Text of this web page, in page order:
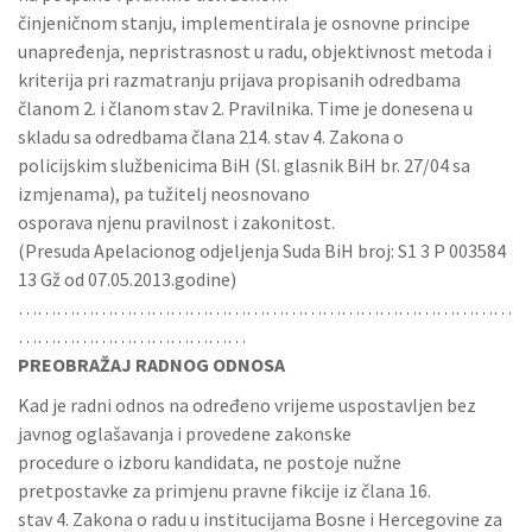
činjeničnom stanju, implementirala je osnovne principe
unapređenja, nepristrasnost u radu, objektivnost metoda i
kriterija pri razmatranju prijava propisanih odredbama
članom 2. i članom stav 2. Pravilnika. Time je donesena u
skladu sa odredbama člana 214. stav 4. Zakona o
policijskim službenicima BiH (Sl. glasnik BiH br. 27/04 sa
izmjenama), pa tužitelj neosnovano
osporava njenu pravilnost i zakonitost.
(Presuda Apelacionog odjeljenja Suda BiH broj: S1 3 P 003584
13 Gž od 07.05.2013.godine)
……………………………………………………………………
………………………………
PREOBRAŽAJ RADNOG ODNOSA
Kad je radni odnos na određeno vrijeme uspostavljen bez
javnog oglašavanja i provedene zakonske
procedure o izboru kandidata, ne postoje nužne
pretpostavke za primjenu pravne fikcije iz člana 16.
stav 4. Zakona o radu u institucijama Bosne i Hercegovine za